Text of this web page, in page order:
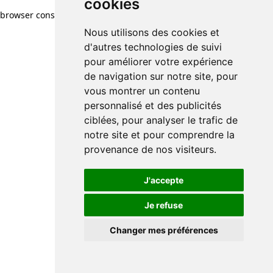
cookies
Nous utilisons des cookies et
d'autres technologies de suivi
pour améliorer votre expérience
de navigation sur notre site, pour
vous montrer un contenu
personnalisé et des publicités
ciblées, pour analyser le trafic de
notre site et pour comprendre la
provenance de nos visiteurs.
J'accepte
Je refuse
Changer mes préférences
browser console for more information)